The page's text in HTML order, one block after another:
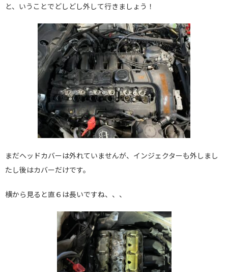
と、いうことでどしどし外して行きましょう！
まだヘッドカバーは外れていませんが、インジェクターも外しまし
たし後はカバーだけです。
横から見ると直６は長いですね、、、